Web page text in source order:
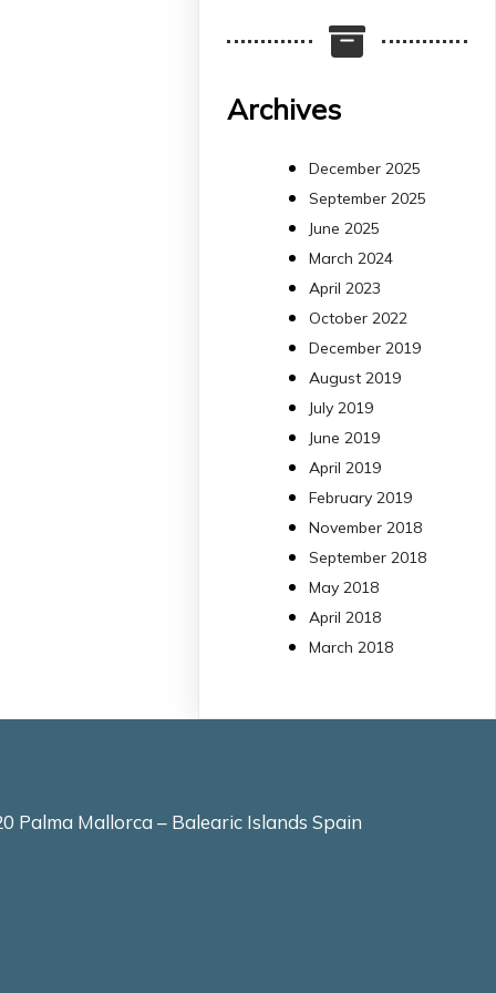
Més informació:
http://www.idisba.es
arpbigidisba
Retweeted
Bibliosalut
en un estudi sobre com
una combinació poc
habitual de dos
antibiòtics β-lactàmics
pot eliminar de
Pseudomonas
aeruginosa alhora que
en retarda l'aparició
resistències
https://
Archives
December 2025
September 2025
June 2025
March 2024
April 2023
October 2022
December 2019
August 2019
July 2019
June 2019
April 2019
February 2019
November 2018
September 2018
May 2018
April 2018
March 2018
Palma Mallorca – Balearic Islands Spain